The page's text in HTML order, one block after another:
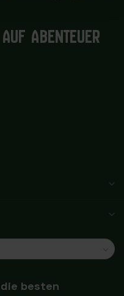
ABENTEUER
besten